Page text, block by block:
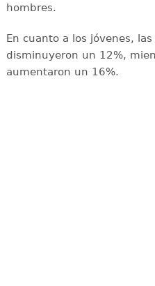
hombres.
En cuanto a los jóvenes,
disminuyeron un 12%,
aumentaron un 16%.